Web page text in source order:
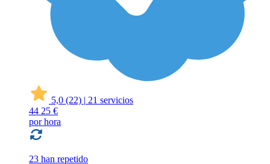
5,0 (22) | 21 servicios
44 25 €
por hora
23 han repetido